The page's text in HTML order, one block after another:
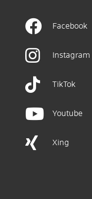
Facebook
Instagram
TikTok
Youtube
Xing